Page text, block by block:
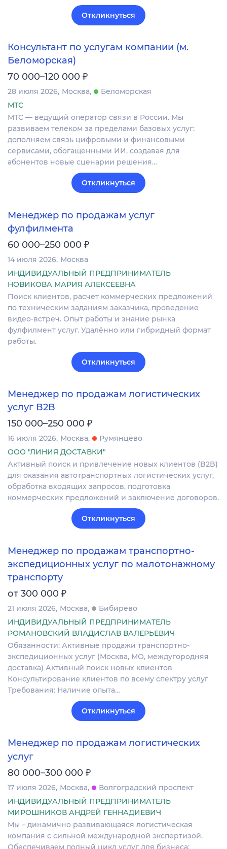
Откликнуться
Консультант по услугам компании (м.
Беломорская)
70 000–120 000 ₽
28 июля 2026 Москва
Беломорская
МТС
МТС — ведущий оператор связи в России. Мы
развиваем телеком за пределами базовых услуг:
дополняем связь цифровыми и финансовыми
сервисами, обогащёнными ИИ, создавая для
абонентов новые сценарии решения…
Откликнуться
Менеджер по продажам услуг
фулфилмента
60 000–250 000 ₽
14 июля 2026 Москва
ИНДИВИДУАЛЬНЫЙ ПРЕДПРИНИМАТЕЛЬ
НОВИКОВА МАРИЯ АЛЕКСЕЕВНА
Поиск клиентов, расчет коммерческих предложений
по техническим заданиям заказчика, проведение
видео-встреч. Опыт работы и знание рынка
фулфилмент услуг. Удалённо или гибридный формат
работы.
Откликнуться
Менеджер по продажам логистических
услуг B2B
150 000–250 000 ₽
16 июля 2026 Москва
Румянцево
ООО "ЛИНИЯ ДОСТАВКИ"
Активный поиск и привлечение новых клиентов (B2B)
для оказания автотранспортных логистических услуг,
обработка входящих запросов, подготовка
коммерческих предложений и заключение договоров.
Откликнуться
Менеджер по продажам транспортно-
экспедиционных услуг по малотонажному
транспорту
от 300 000 ₽
21 июля 2026 Москва
Бибирево
ИНДИВИДУАЛЬНЫЙ ПРЕДПРИНИМАТЕЛЬ
РОМАНОВСКИЙ ВЛАДИСЛАВ ВАЛЕРЬЕВИЧ
Обязанности: Активные продажи транспортно-
экспедиционных услуг (Москва, МО, междугородняя
доставка) Активный поиск новых клиентов
Консультирование клиентов по всему спектру услуг
Требования: Наличие опыта…
Откликнуться
Менеджер по продажам логистических
услуг
80 000–300 000 ₽
17 июля 2026 Москва
Волгоградский проспект
ИНДИВИДУАЛЬНЫЙ ПРЕДПРИНИМАТЕЛЬ
МИРОШНИКОВ АНДРЕЙ ГЕННАДИЕВИЧ
Мы – динамично развивающаяся логистическая
компания с сильной международной экспертизой.
Обеспечиваем полный цикл услуг для бизнеса: